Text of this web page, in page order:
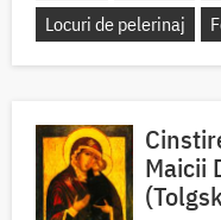
Locuri de pelerinaj
Maicii